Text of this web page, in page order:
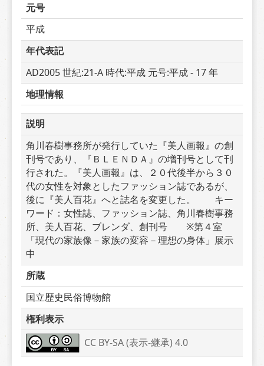
元号
平成
年代表記
AD2005 世紀:21-A 時代:平成 元号:平成 - 17 年
地理情報
説明
角川春樹事務所が発行していた『美人画報』の創
刊号であり、『ＢＬＥＮＤＡ』の増刊号として刊
行された。『美人画報』は、２０代後半から３０
代の女性を対象としたファッション誌であるが、
後に『美人百花』へと誌名を変更した。　　キー
ワード：女性誌、ファッション誌、角川春樹事務
所、美人百花、ブレンダ、創刊号　　※第４室
「現代の家族像－家族の変容－理想の身体」展示
中
所蔵
国立歴史民俗博物館
権利表示
CC BY-SA (表示-継承) 4.0